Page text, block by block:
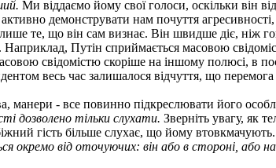
Ми віддаємо йому свої голоси, оскільки він
активно демонструвати нам почуття
те, що він сам визнає. Він швидше діє, ніж
Путін сприймається масовою
свідомістю скоріше на іншому полюсі, в
весь час залишалося відчуття, що
манери - все повинно підкреслювати його
дозволено тільки слухати. Зверніть увагу, як
гість більше слухає, що йому
окремо від оточуючих: він або в стороні, або на